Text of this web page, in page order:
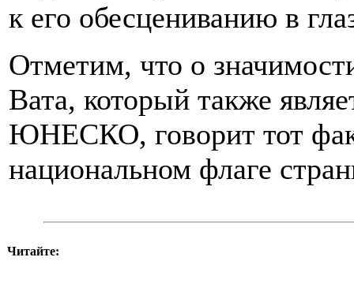
к его обесцениванию в
Отметим, что о
Вата, который также
ЮНЕСКО, говорит тот
национальном флаге
Читайте: